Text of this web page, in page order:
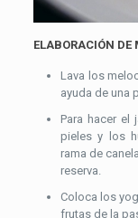
ELABORACIÓN DE
Lava los
ayuda de una
Para hacer el
pieles y los
rama de
reserva.
Coloca los
frutas de la